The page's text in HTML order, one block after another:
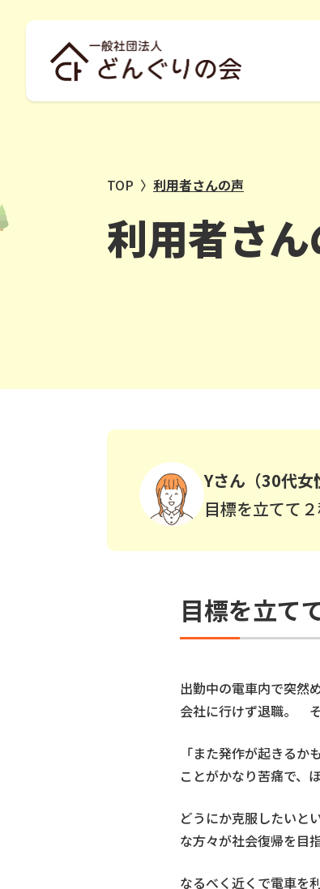
TOP 〉 利用者さんの声
利用者さ
Yさん（30代女
目標を立てて
目標を立て
出勤中の電車内で突然
会社に行けず退職。
「また発作が起きる
ことがかなり苦痛で、
どうにか克服したいと
な方々が社会復帰を目
なるべく近くで電車を